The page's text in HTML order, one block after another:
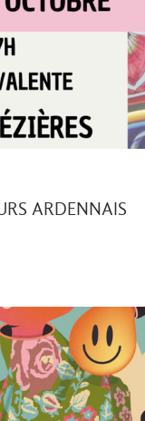
ARDENNAIS